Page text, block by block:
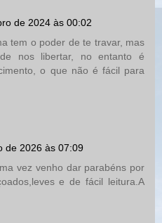
de 2024 às 00:02
tem o poder de te travar, mas
nos libertar, no entanto é
o que não é fácil para
de 2026 às 07:09
vez venho dar parabéns por
e de fácil leitura.A